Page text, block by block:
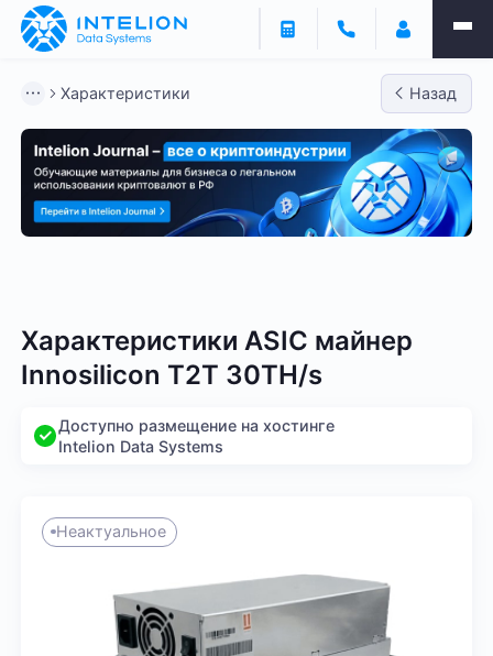
Характеристики Назад
Характеристики ASIC майнер
Innosilicon T2T 30TH/s
Доступно размещение на хостинге
Intelion Data Systems
Неактуальное